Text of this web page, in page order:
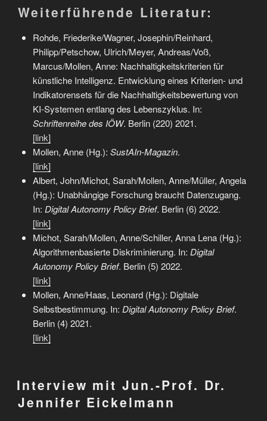
Weiterführende Literatur:
Rohde, Friederike/Wagner, Josephin/Reinhard,
Philipp/Petschow, Ulrich/Meyer, Andreas/Voß,
Marcus/Mollen, Anne: Nachhaltigkeitskriterien für
künstliche Intelligenz. Entwicklung eines Kriterien- und
Indikatorensets für die Nachhaltigkeitsbewertung von
KI-Systemen entlang des Lebenszyklus. In:
Schriftenreihe des IÖW. Berlin (220) 2021.
[link]
Mollen, Anne (Hg.): SustAIn-Magazin.
[link]
Albert, John/Michot, Sarah/Mollen, Anne/Müller, Angela
(Hg.): Unabhängige Forschung braucht Datenzugang.
In: Digital Autonomy Policy Brief. Berlin (6) 2022.
[link]
Michot, Sarah/Mollen, Anne/Schiller, Anna Lena (Hg.):
Algorithmenbasierte Diskriminierung. In: Digital
Autonomy Policy Brief. Berlin (5) 2022.
[link]
Mollen, Anne/Haas, Leonard (Hg.): Digitale
Selbstbestimmung. In: Digital Autonomy Policy Brief.
Berlin (4) 2021.
[link]
Interview mit Jun.-Prof. Dr.
Jennifer Eickelmann